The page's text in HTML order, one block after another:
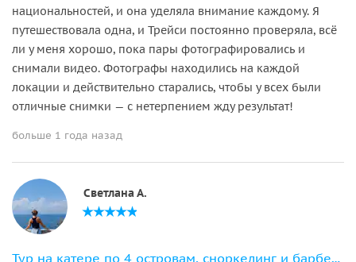
национальностей, и она уделяла внимание каждому. Я
путешествовала одна, и Трейси постоянно проверяла, всё
ли у меня хорошо, пока пары фотографировались и
снимали видео. Фотографы находились на каждой
локации и действительно старались, чтобы у всех были
отличные снимки — с нетерпением жду результат!
больше 1 года назад
Светлана А.
Тур на катере по 4 островам, сноркелинг и барбекю